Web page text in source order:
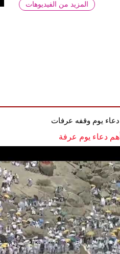
المزيد من الفيديوهات
دعاء يوم وقفه عرفات
أهم دعاء يوم عرفة